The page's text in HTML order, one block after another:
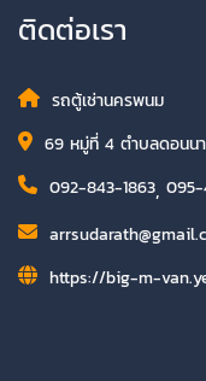
ติดต่อเรา
รถตู้เช่านครพนม
69 หมู่ที่ 4 ตำบลดอนน
092-843-1863,
https://big-m-